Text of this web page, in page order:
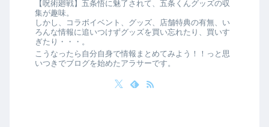
【呪術廻戦】五条悟に魅了されて、五条くんグッズの収
集が趣味。
しかし、コラボイベント、グッズ、店舗特典の有無、い
ろんな情報に追いつけずグッズを買い忘れたり、買いす
ぎたり・・・。
こうなったら自分自身で情報まとめてみよう！！っと思
いつきでブログを始めたアラサーです。